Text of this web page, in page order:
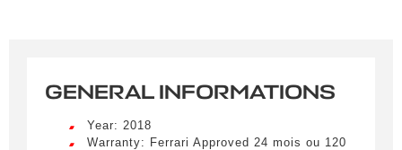
GENERAL INFORMATIONS
Year: 2018
Warranty: Ferrari Approved 24 mois ou 120